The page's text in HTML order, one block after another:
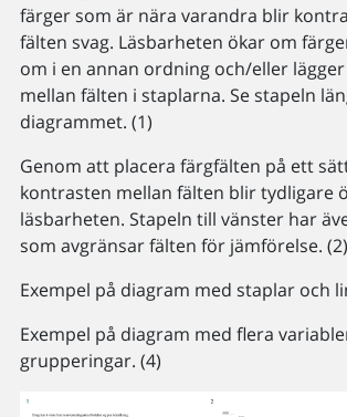
färger som är nära varandra blir
fälten svag. Läsbarheten ökar om
om i en annan ordning och/eller
mellan fälten i staplarna. Se stapeln
diagrammet. (1)
Genom att placera färgfälten på ett
kontrasten mellan fälten blir tydligare
läsbarheten. Stapeln till vänster har
som avgränsar fälten för jämförelse. (2)
Exempel på diagram med staplar och
Exempel på diagram med flera
grupperingar. (4)